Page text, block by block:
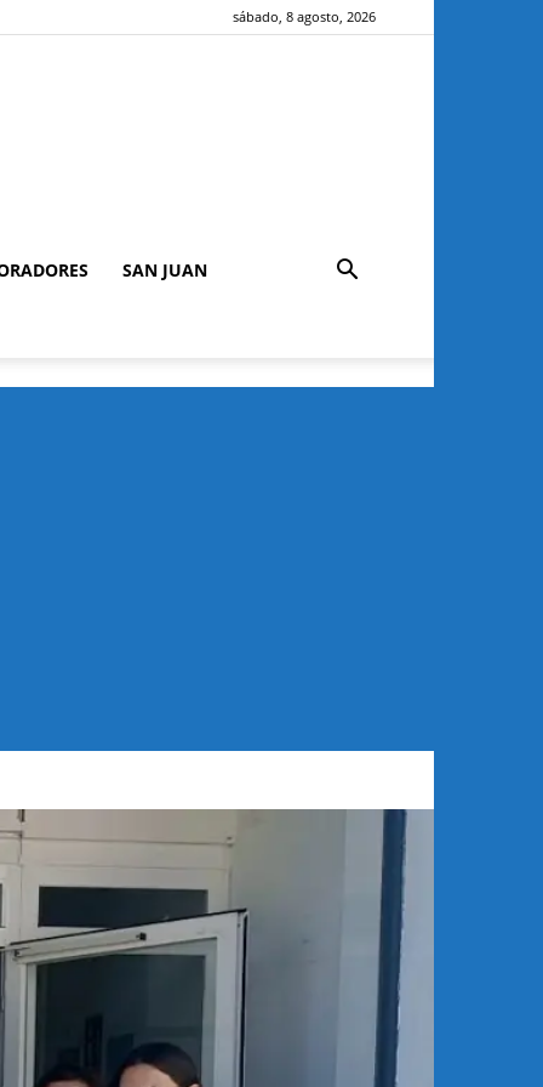
sábado, 8 agosto, 2026
SAN JUAN